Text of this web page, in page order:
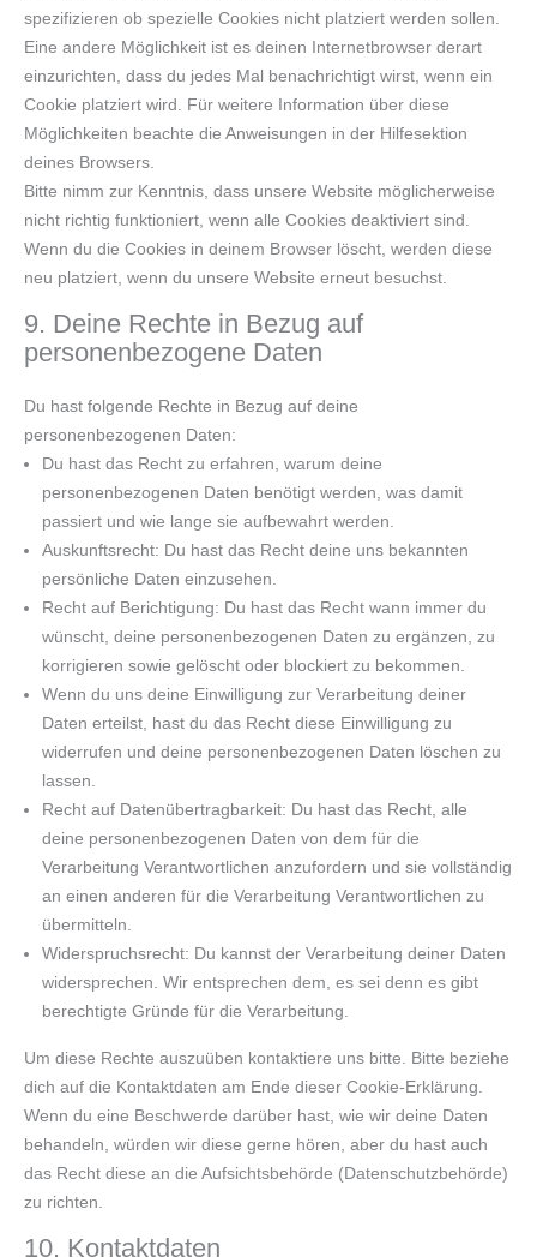
spezifizieren ob spezielle Cookies nicht platziert werden sollen.
Eine andere Möglichkeit ist es deinen Internetbrowser derart
einzurichten, dass du jedes Mal benachrichtigt wirst, wenn ein
Cookie platziert wird. Für weitere Information über diese
Möglichkeiten beachte die Anweisungen in der Hilfesektion
deines Browsers.
Bitte nimm zur Kenntnis, dass unsere Website möglicherweise
nicht richtig funktioniert, wenn alle Cookies deaktiviert sind.
Wenn du die Cookies in deinem Browser löscht, werden diese
neu platziert, wenn du unsere Website erneut besuchst.
9. Deine Rechte in Bezug auf
personenbezogene Daten
Du hast folgende Rechte in Bezug auf deine
personenbezogenen Daten:
Du hast das Recht zu erfahren, warum deine
personenbezogenen Daten benötigt werden, was damit
passiert und wie lange sie aufbewahrt werden.
Auskunftsrecht: Du hast das Recht deine uns bekannten
persönliche Daten einzusehen.
Recht auf Berichtigung: Du hast das Recht wann immer du
wünscht, deine personenbezogenen Daten zu ergänzen, zu
korrigieren sowie gelöscht oder blockiert zu bekommen.
Wenn du uns deine Einwilligung zur Verarbeitung deiner
Daten erteilst, hast du das Recht diese Einwilligung zu
widerrufen und deine personenbezogenen Daten löschen zu
lassen.
Recht auf Datenübertragbarkeit: Du hast das Recht, alle
deine personenbezogenen Daten von dem für die
Verarbeitung Verantwortlichen anzufordern und sie vollständig
an einen anderen für die Verarbeitung Verantwortlichen zu
übermitteln.
Widerspruchsrecht: Du kannst der Verarbeitung deiner Daten
widersprechen. Wir entsprechen dem, es sei denn es gibt
berechtigte Gründe für die Verarbeitung.
Um diese Rechte auszuüben kontaktiere uns bitte. Bitte beziehe
dich auf die Kontaktdaten am Ende dieser Cookie-Erklärung.
Wenn du eine Beschwerde darüber hast, wie wir deine Daten
behandeln, würden wir diese gerne hören, aber du hast auch
das Recht diese an die Aufsichtsbehörde (Datenschutzbehörde)
zu richten.
10. Kontaktdaten